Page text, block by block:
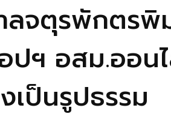
ลจตุรพักตรพิ
ปฯ อสม.ออน
ป็นรูปธรรม